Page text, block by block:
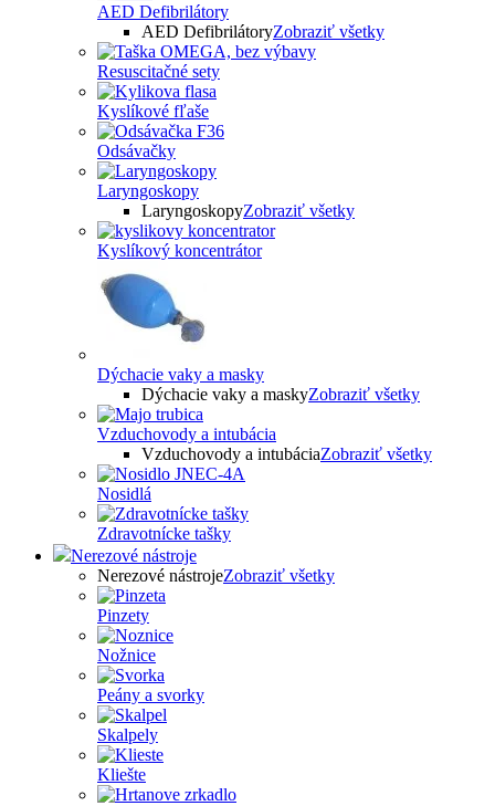
AED Defibrilátory
AED DefibrilátoryZobraziť všetky
Resuscitačné sety
Kyslíkové fľaše
Odsávačky
Laryngoskopy
LaryngoskopyZobraziť všetky
Kyslíkový koncentrátor
Dýchacie vaky a masky
Dýchacie vaky a maskyZobraziť všetky
Vzduchovody a intubácia
Vzduchovody a intubáciaZobraziť všetky
Nosidlá
Zdravotnícke tašky
Nerezové nástroje
Nerezové nástrojeZobraziť všetky
Pinzety
Nožnice
Peány a svorky
Skalpely
Kliešte